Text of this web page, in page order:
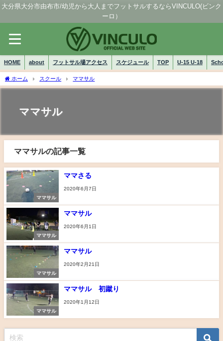
大分県大分市由布市/幼児から大人までフットサルするならVINCULO(ビンク
ーロ）
HOME about フットサル場アクセス スケジュール TOP U-15 U-18
ホーム スクール ママサル
ママサル
ママサルの記事一覧
ママサル
ママさる
2020年6月7日
ママサル
ママサル
2020年6月1日
ママサル
ママサル
2020年2月21日
ママサル
ママサル 初蹴り
2020年1月12日